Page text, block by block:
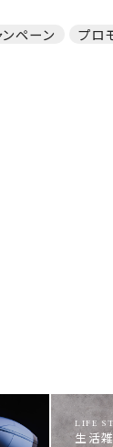
ンペーン プロ
LIFE
生活